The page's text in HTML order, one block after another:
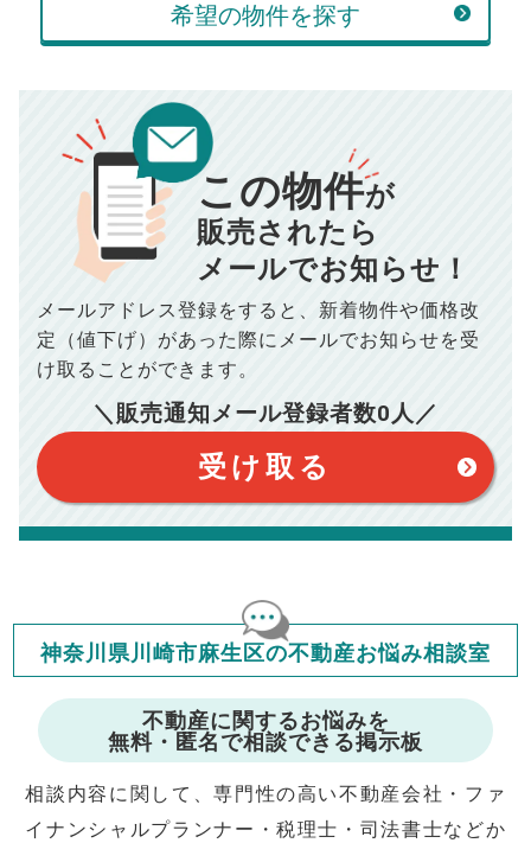
返済シミュレーション計算結果
毎月の支払額 834
年間の支払額 10,005 円
総支払額 100,050 円
【注意事項】
このシミュレーターは元利均等返済方式で試算しています。
このシミュレーターは、四捨五入にて計算しております。
このシミュレーターはお借り入れの全期間で金利が変わらない設
このシミュレーターでの結果は、お借り入れを保証するものでは
ありません。
会員マイページでは
修繕費・管理費の計算もできます
00万円
■仲介手数料／00万円
■売買契約書印紙／ 0万円
■抵当権抹消費用／0万円
※購入価格よりも売却価格が高い場合、譲渡所得税が発生する
場合がございます。詳しくは最寄りの税務署などにご確認く
ださい。
※シミュレーター結果はあくまでも概算であり、手残り金額を
保証するものではございません。
※上記売却費用には、住所変更登記の費用、引っ越し費用、住
宅ローンの一括繰上返済の手数料等は含まれておりませんの
で予めご了承ください。
※仲介手数料は宅地建物取引業法で定められた上限で計算して
おります。（物件価格×3%＋6万円＋消費税）
希望の物件を探す
この物件が
販売されたら
メールでお知らせ！
メールアドレス登録をすると、 新着物件や価格改
定（値下げ）があった際に メールでお知らせを受
け取ることができます。
＼販売通知メール登録者数0人／
受け取る
神奈川県川崎市麻生区の不動産お悩み相談室
不動産に関するお悩みを
無料・匿名で相談できる掲示板
相談内容に関して、専門性の高い不動産会社・ファ
イナンシャルプランナー・税理士・司法書士などか